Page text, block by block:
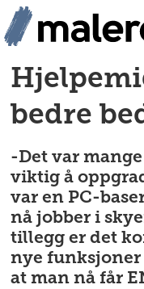
bedre
-Det var
viktig å
var en PC-
nå jobber i
tillegg er det
nye
at man nå får